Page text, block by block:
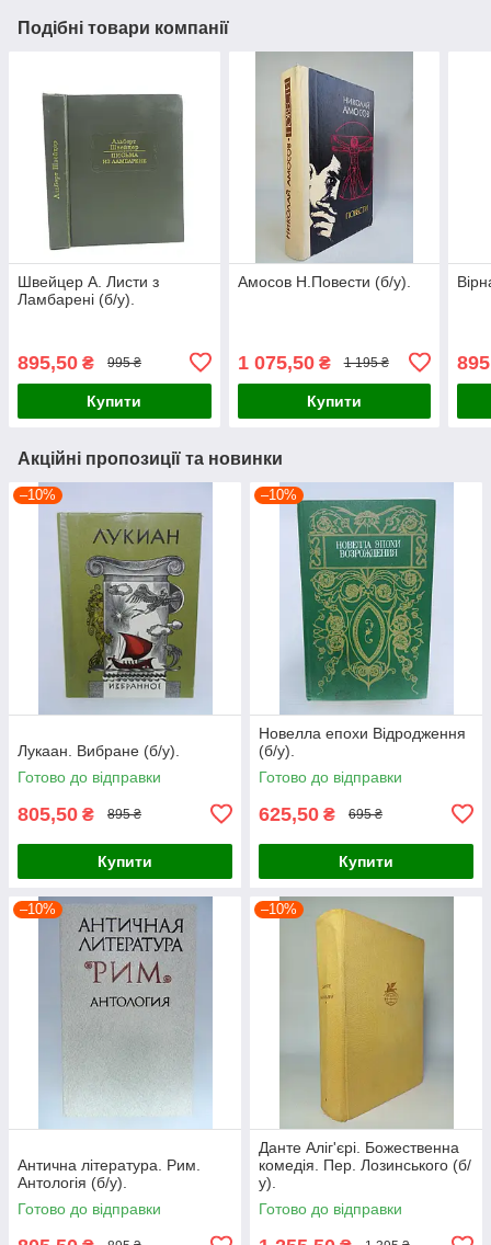
Подібні товари компанії
Швейцер А. Листи з
Ламбарені (б/у).
895,50 ₴ 995 ₴
Купити
Амосов Н.Повести (б/у).
1 075,50₴ 1 195 ₴
Купити
Акційні пропозиції та новинки
–10%
Лукаан. Вибране (б/у).
Готово до відправки
805,50 ₴ 895 ₴
Купити
–10%
Новелла епохи Відродження
(б/у).
Готово до відправки
625,50 ₴ 695 ₴
Купити
–10%
Антична література. Рим.
Антологія (б/у).
Готово до відправки
–10%
Данте Аліг'єрі. Божественна
комедія. Пер. Лозинського (б/
у).
Готово до відправки